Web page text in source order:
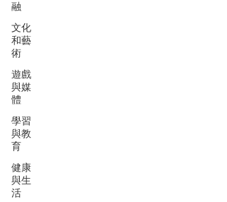
融
文化
和藝
術
遊戲
與媒
體
學習
與教
育
健康
與生
活